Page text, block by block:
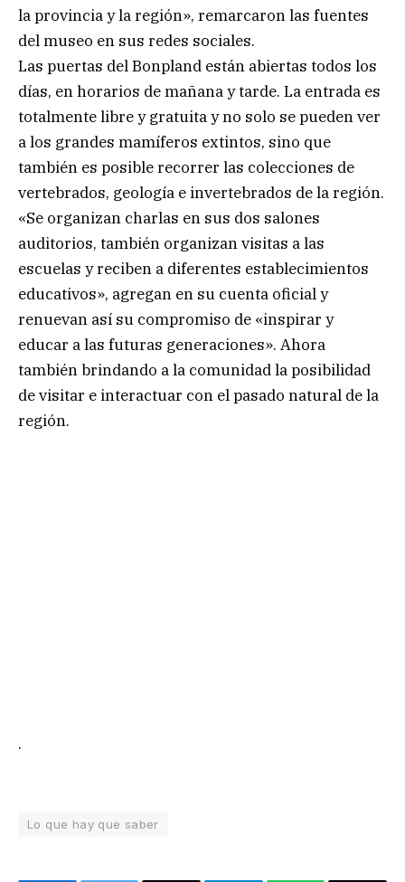
la provincia y la región», remarcaron las fuentes
del museo en sus redes sociales.
Las puertas del Bonpland están abiertas todos los
días, en horarios de mañana y tarde. La entrada es
totalmente libre y gratuita y no solo se pueden ver
a los grandes mamíferos extintos, sino que
también es posible recorrer las colecciones de
vertebrados, geología e invertebrados de la región.
«Se organizan charlas en sus dos salones
auditorios, también organizan visitas a las
escuelas y reciben a diferentes establecimientos
educativos», agregan en su cuenta oficial y
renuevan así su compromiso de «inspirar y
educar a las futuras generaciones». Ahora
también brindando a la comunidad la posibilidad
de visitar e interactuar con el pasado natural de la
región.
.
Lo que hay que saber